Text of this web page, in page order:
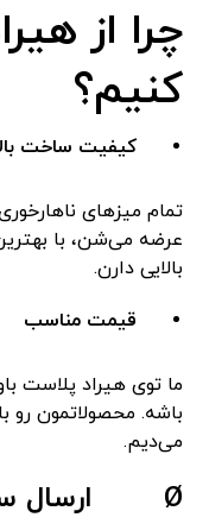
چرا از
کنیم؟
کیفیت ساخت
تمام میزهای
عرضه می‌شن، با
بالایی دارن.
قیمت مناسب
ما توی هیراد پلاست
باشه. محصولاتمون رو
می‌دیم.
Ø ارسال